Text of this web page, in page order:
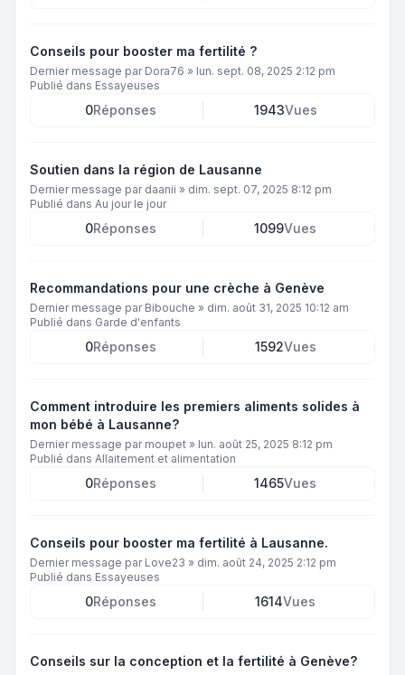
Conseils pour booster ma fertilité ?
Dernier message par Dora76 » lun. sept. 08, 2025 2:12 pm
Publié dans Essayeuses
0Réponses 1943Vues
Soutien dans la région de Lausanne
Dernier message par daanii » dim. sept. 07, 2025 8:12 pm
Publié dans Au jour le jour
0Réponses 1099Vues
Recommandations pour une crèche à Genève
Dernier message par Bibouche » dim. août 31, 2025 10:12 am
Publié dans Garde d'enfants
0Réponses 1592Vues
Comment introduire les premiers aliments solides à
mon bébé à Lausanne?
Dernier message par moupet » lun. août 25, 2025 8:12 pm
Publié dans Allaitement et alimentation
0Réponses 1465Vues
Conseils pour booster ma fertilité à Lausanne.
Dernier message par Love23 » dim. août 24, 2025 2:12 pm
Publié dans Essayeuses
0Réponses 1614Vues
Conseils sur la conception et la fertilité à Genève?